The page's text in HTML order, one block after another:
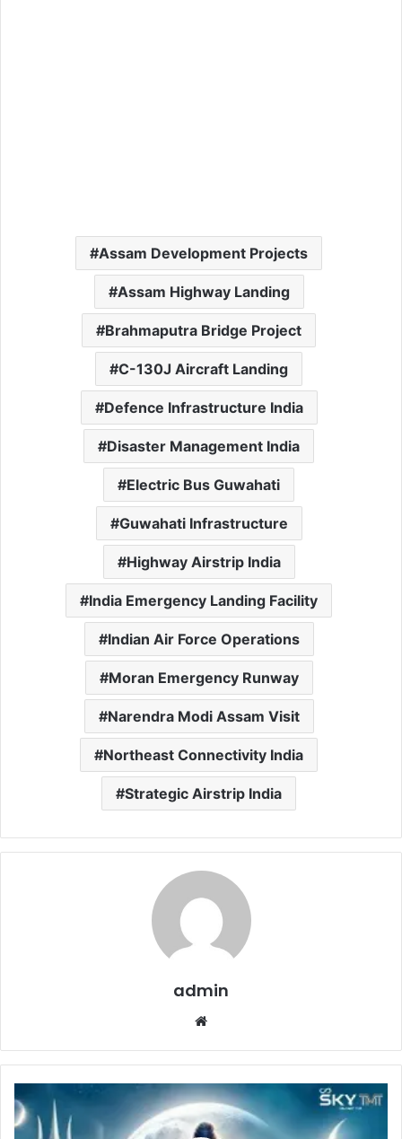
Assam Development Projects
Assam Highway Landing
Brahmaputra Bridge Project
C-130J Aircraft Landing
Defence Infrastructure India
Disaster Management India
Electric Bus Guwahati
Guwahati Infrastructure
Highway Airstrip India
India Emergency Landing Facility
Indian Air Force Operations
Moran Emergency Runway
Narendra Modi Assam Visit
Northeast Connectivity India
Strategic Airstrip India
admin
Mahashivratri
Occasion
:-